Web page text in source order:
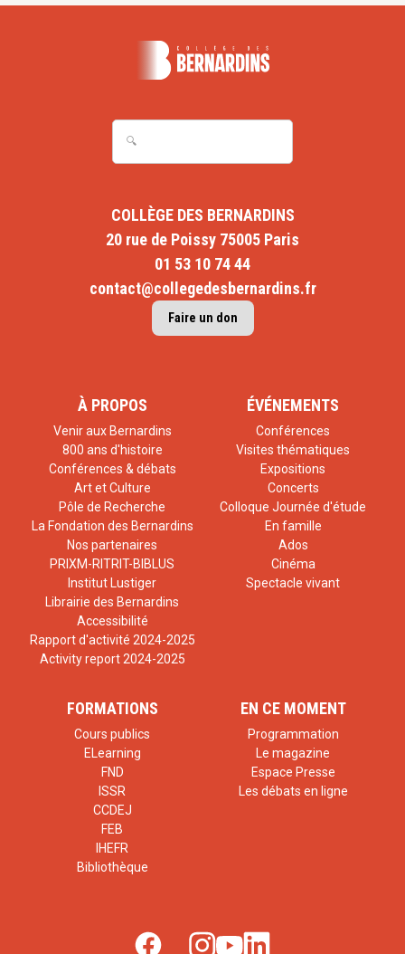
COLLÈGE DES BERNARDINS
20 rue de Poissy 75005 Paris
01 53 10 74 44
contact@collegedesbernardins.fr
Faire un don
À PROPOS
Venir aux Bernardins
800 ans d'histoire
Conférences & débats
Art et Culture
Pôle de Recherche
La Fondation des Bernardins
Nos partenaires
PRIXM-RITRIT-BIBLUS
Institut Lustiger
Librairie des Bernardins
Accessibilité
Rapport d'activité 2024-2025
Activity report 2024-2025
ÉVÉNEMENTS
Conférences
Visites thématiques
Expositions
Concerts
Colloque Journée d'étude
En famille
Ados
Cinéma
Spectacle vivant
FORMATIONS
Cours publics
ELearning
FND
ISSR
CCDEJ
FEB
IHEFR
Bibliothèque
EN CE MOMENT
Programmation
Le magazine
Espace Presse
Les débats en ligne